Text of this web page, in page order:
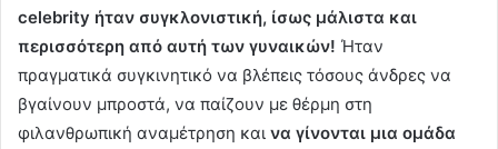
celebrity ήταν συγκλονιστική, ίσως μάλιστα και
περισσότερη από αυτή των γυναικών! Ήταν
πραγματικά συγκινητικό να βλέπεις τόσους άνδρες να
βγαίνουν μπροστά, να παίζουν με θέρμη στη
φιλανθρωπική αναμέτρηση και να γίνονται μια ομάδα